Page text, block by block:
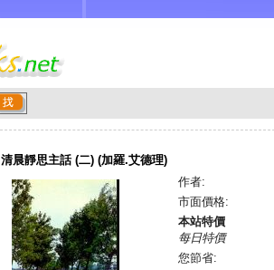
清晨靜思主話 (二) (加羅.艾德理)
作者:
市面價格:
本站特價
每日特價
您節省: